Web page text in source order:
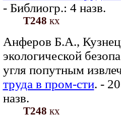
- Библиогр.: 4 назв.
Т248 кх
Анферов Б.А.,
экологической
угля попутным
труда в пром-сти. -
назв.
Т248 кх